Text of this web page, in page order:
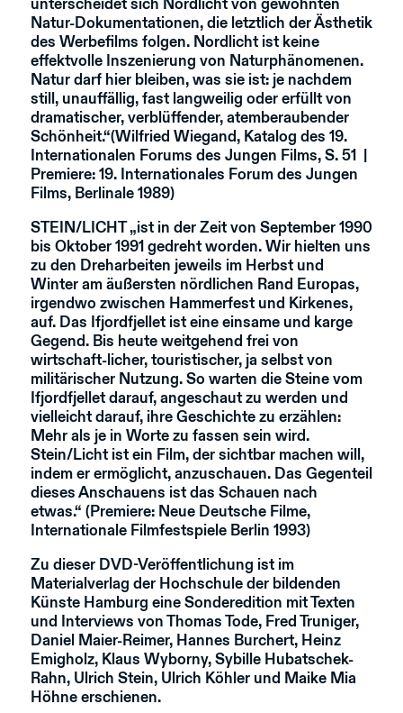
unterscheidet sich Nordlicht von gewohnten
Natur-Dokumentationen, die letztlich der Ästhetik
des Werbefilms folgen. Nordlicht ist keine
effektvolle Inszenierung von Naturphänomenen.
Natur darf hier bleiben, was sie ist: je nachdem
still, unauffällig, fast langweilig oder erfüllt von
dramatischer, verblüffender, atemberaubender
Schönheit.“(Wilfried Wiegand, Katalog des 19.
Internationalen Forums des Jungen Films, S. 51 |
Premiere: 19. Internationales Forum des Jungen
Films, Berlinale 1989)
STEIN/LICHT„ist in der Zeit von September 1990
bis Oktober 1991 gedreht worden. Wir hielten uns
zu den Dreharbeiten jeweils im Herbst und
Winter am äußersten nördlichen Rand Europas,
irgendwo zwischen Hammerfest und Kirkenes,
auf. Das Ifjordfjellet ist eine einsame und karge
Gegend. Bis heute weitgehend frei von
wirtschaft-licher, touristischer, ja selbst von
militärischer Nutzung. So warten die Steine vom
Ifjordfjellet darauf, angeschaut zu werden und
vielleicht darauf, ihre Geschichte zu erzählen:
Mehr als je in Worte zu fassen sein wird.
Stein/Licht ist ein Film, der sichtbar machen will,
indem er ermöglicht, anzuschauen. Das Gegenteil
dieses Anschauens ist das Schauen nach
etwas.“ (Premiere: Neue Deutsche Filme,
Internationale Filmfestspiele Berlin 1993)
Zu dieser DVD-Veröffentlichung ist im
Materialverlag der Hochschule der bildenden
Künste Hamburg eine Sonderedition mit Texten
und Interviews von Thomas Tode, Fred Truniger,
Daniel Maier-Reimer, Hannes Burchert, Heinz
Emigholz, Klaus Wyborny, Sybille Hubatschek-
Rahn, Ulrich Stein, Ulrich Köhler und Maike Mia
Höhne erschienen.